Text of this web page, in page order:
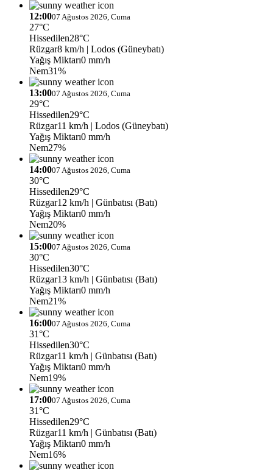
12:0007 Ağustos 2026, Cuma
27°C
Hissedilen28°C
Rüzgar8 km/h | Lodos (Güneybatı)
Yağış Miktarı0 mm/h
Nem31%
13:0007 Ağustos 2026, Cuma
29°C
Hissedilen29°C
Rüzgar11 km/h | Lodos (Güneybatı)
Yağış Miktarı0 mm/h
Nem27%
14:0007 Ağustos 2026, Cuma
30°C
Hissedilen29°C
Rüzgar12 km/h | Günbatısı (Batı)
Yağış Miktarı0 mm/h
Nem20%
15:0007 Ağustos 2026, Cuma
30°C
Hissedilen30°C
Rüzgar13 km/h | Günbatısı (Batı)
Yağış Miktarı0 mm/h
Nem21%
16:0007 Ağustos 2026, Cuma
31°C
Hissedilen30°C
Rüzgar11 km/h | Günbatısı (Batı)
Yağış Miktarı0 mm/h
Nem19%
17:0007 Ağustos 2026, Cuma
31°C
Hissedilen29°C
Rüzgar11 km/h | Günbatısı (Batı)
Yağış Miktarı0 mm/h
Nem16%